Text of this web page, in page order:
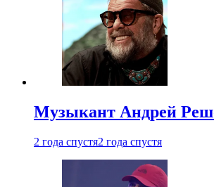
Музыкант Андрей
2 года спустя2 года спустя